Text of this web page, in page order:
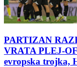
PARTIZAN
VRATA PLEJ-
evropska trojka,